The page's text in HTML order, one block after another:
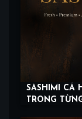
SASHIMI CÁ
TRONG